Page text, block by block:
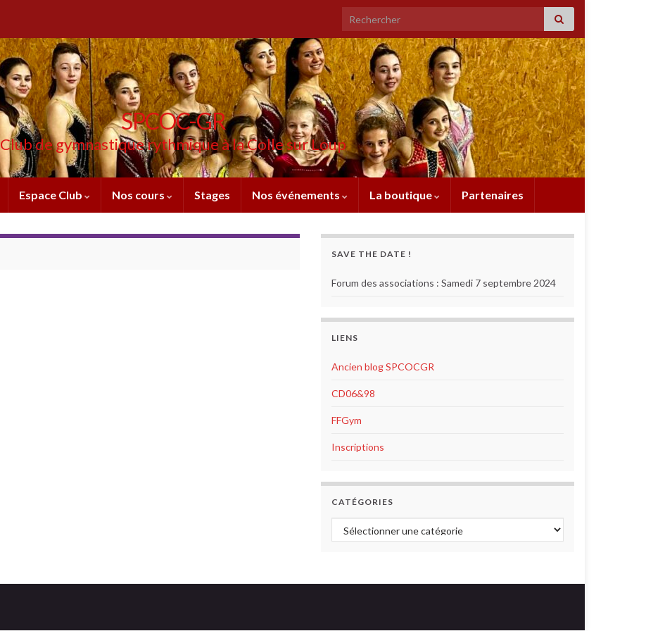
Search for:
SPCOC-GR
Club de gymnastique rythmique à la Colle sur Loup
Espace Club Nos cours Stages Nos événements La boutique Partenaires
SAVE THE DATE !
Forum des associations : Samedi 7 septembre 2024
LIENS
Ancien blog SPCOCGR
CD06&98
FFGym
Inscriptions
CATÉGORIES
Catégories